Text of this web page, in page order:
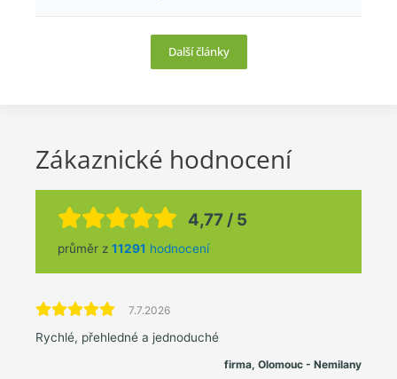
Další články
Zákaznické hodnocení
4,77 / 5
průměr z 11291 hodnocení
7.7.2026
Rychlé, přehledné a jednoduché
firma, Olomouc - Nemilany